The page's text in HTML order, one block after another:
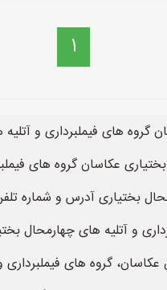
1
گروه های فیملبرداری و
عکاسان گروه های
بختیاری آدرس و شماره
و آتلیه های چهارمحال
عکاسان، گروه های